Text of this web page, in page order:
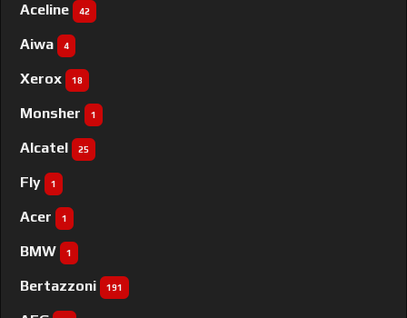
Aceline 42
Aiwa 4
Xerox 18
Monsher 1
Alcatel 25
Fly 1
Acer 1
BMW 1
Bertazzoni 191